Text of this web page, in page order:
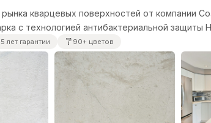
кварцевых поверхностей от компании
с технологией антибактериальной защиты
лет гарантии 90+ цветов